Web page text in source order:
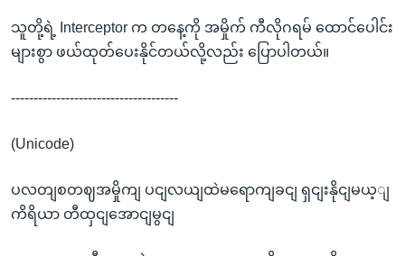
သူတို့ရဲ့ Interceptor က တနေ့ကို အမှိုက် ကီလိုဂရမ် ထောင်ပေါင်း
များစွာ ဖယ်ထုတ်ပေးနိုင်တယ်လို့လည်း ပြောပါတယ်။
-------------------------------------
(Unicode)
ပလတျစတဈအမှိုကျ ပငျလယျထဲမရောကျခငျ ရှငျးနိုငျမယ့ျ
ကိရိယာ တီထှငျအောငျမွငျ